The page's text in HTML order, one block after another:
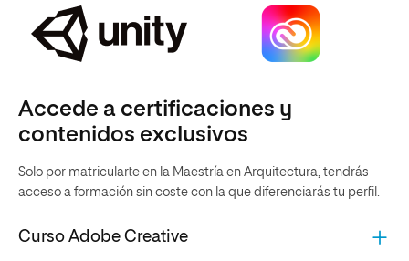
Accede a certificaciones y
contenidos exclusivos
Solo por matricularte en la Maestría en Arquitectura, tendrás
acceso a formación sin coste con la que diferenciarás tu perfil.
Curso Adobe Creative